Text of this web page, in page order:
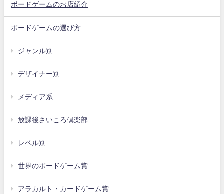
ボードゲームのお店紹介
ボードゲームの選び方
ジャンル別
デザイナー別
メディア系
放課後さいころ倶楽部
レベル別
世界のボードゲーム賞
アラカルト・カードゲーム賞